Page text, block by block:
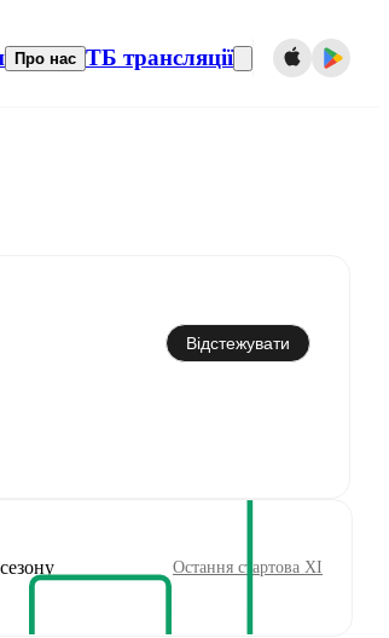
Про нас ТБ трансляції
Відстежувати
Остання стартова XI